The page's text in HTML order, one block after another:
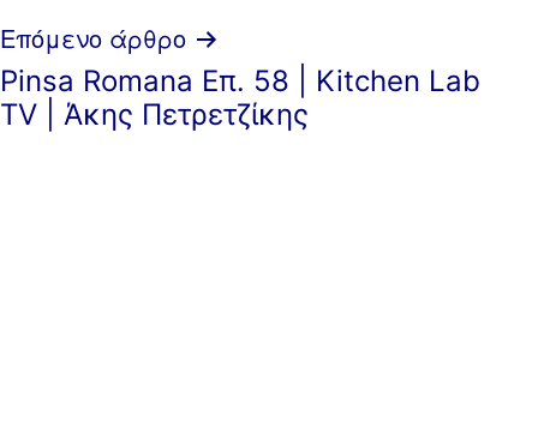
Επόμενο άρθρο
Pinsa Romana Επ. 58 | Kitchen Lab
TV | Άκης Πετρετζίκης